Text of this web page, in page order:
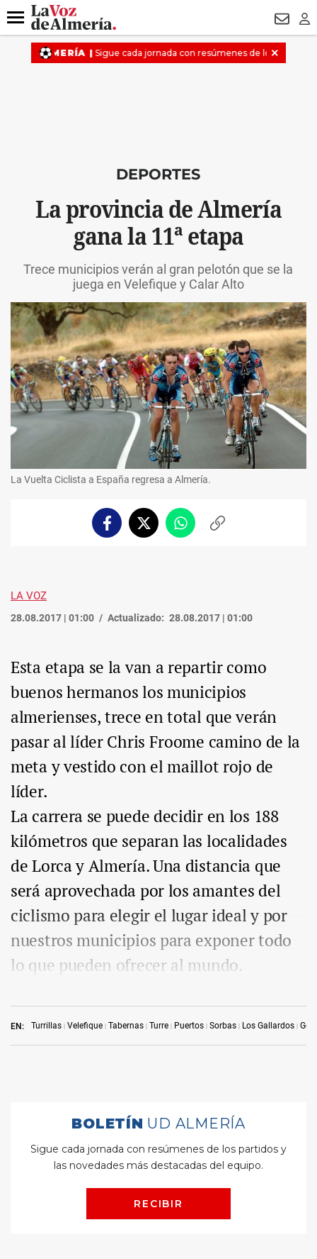
DESTACADO
Menú
DEPORTES
La provincia de Almería
gana la 11ª etapa
Trece municipios verán al gran pelotón que se la
juega en Velefique y Calar Alto
La Vuelta Ciclista a España regresa a Almería.
FacebookTwitterWhatsappCopiar
LA VOZ
28.08.2017 | 01:00 Actualizado: 28.08.2017 | 01:00
EN: Turrillas Velefique Tabernas Turre Puertos Sorbas Los Gallardos
Esta etapa se la van a repartir como
buenos hermanos los municipios
almerienses, trece en total que verán
pasar al líder Chris Froome camino de la
meta y vestido con el maillot rojo de
líder.
La carrera se puede decidir en los 188
kilómetros que separan las localidades
de Lorca y Almería. Una distancia que
será aprovechada por los amantes del
ciclismo para elegir el lugar ideal y por
nuestros municipios para exponer todo
lo que pueden ofrecer al mundo.